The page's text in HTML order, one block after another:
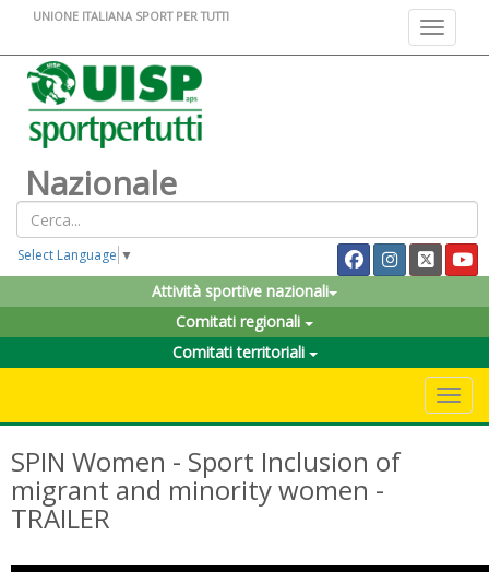
Toggle
UNIONE ITALIANA SPORT PER TUTTI
Nazionale
Select Language ▼
Attività sportive nazionali
Comitati regionali
Comitati territoriali
SPIN Women - Sport Inclusion of
migrant and minority women -
TRAILER